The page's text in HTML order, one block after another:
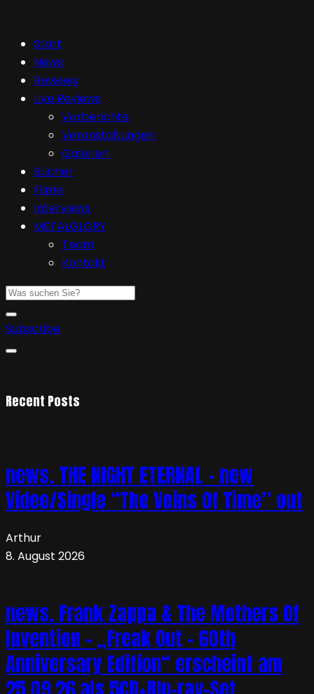
Start
News
Reviews
Live Reviews
Vorberichte
Veranstaltungen
Galerien
Bücher
Filme
Interviews
METALGLORY
Team
Kontakt
Subscribe
Recent Posts
news. THE NIGHT ETERNAL – new
Video/Single “The Veins Of Time” out
Arthur
8. August 2026
news. Frank Zappa & The Mothers Of
Invention – „Freak Out – 60th
Anniversary Edition“ erscheint am